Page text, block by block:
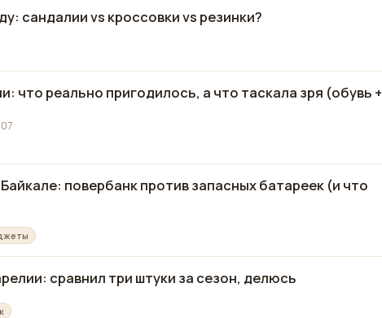
сандалии vs кроссовки vs резинки?
что реально пригодилось, а что таскала зря (обувь +
повербанк против запасных батареек (и что
сравнил три штуки за сезон, делюсь